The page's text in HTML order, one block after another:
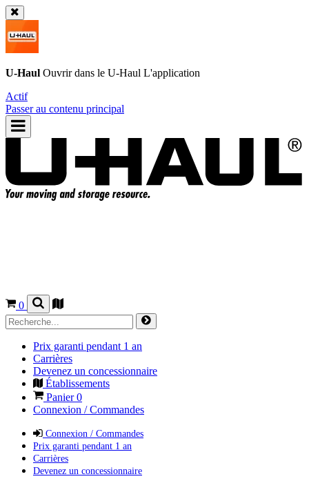
U-Haul Ouvrir dans le U-Haul L'application
Actif
Passer au contenu principal
0
Prix garanti pendant 1 an
Carrières
Devenez un concessionnaire
Établissements
Panier0
Connexion / Commandes
Connexion / Commandes
Prix garanti pendant 1 an
Carrières
Devenez un concessionnaire